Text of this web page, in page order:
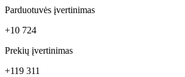
Parduotuvės įvertinimas
+10 724
Prekių įvertinimas
+119 311